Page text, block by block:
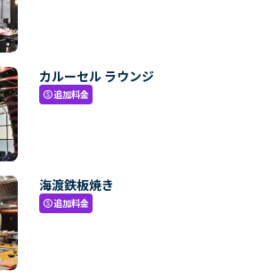
カルーセル ラウンジ
paid追加料金
海渡鉄板焼き
paid追加料金